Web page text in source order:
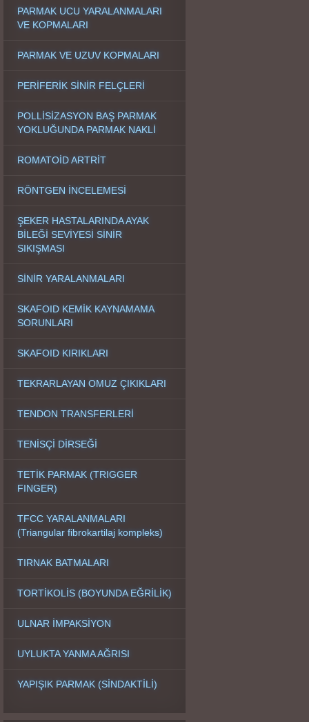
PARMAK UCU YARALANMALARI
VE KOPMALARI
PARMAK VE UZUV KOPMALARI
PERİFERİK SİNİR FELÇLERİ
POLLİSİZASYON BAŞ PARMAK
YOKLUĞUNDA PARMAK NAKLİ
ROMATOİD ARTRİT
RÖNTGEN İNCELEMESİ
ŞEKER HASTALARINDA AYAK
BİLEĞİ SEVİYESİ SİNİR
SIKIŞMASI
SİNİR YARALANMALARI
SKAFOID KEMİK KAYNAMAMA
SORUNLARI
SKAFOID KIRIKLARI
TEKRARLAYAN OMUZ ÇIKIKLARI
TENDON TRANSFERLERİ
TENİSÇİ DİRSEĞİ
TETİK PARMAK (TRIGGER
FINGER)
TFCC YARALANMALARI
(Triangular fibrokartilaj kompleks)
TIRNAK BATMALARI
TORTİKOLİS (BOYUNDA EĞRİLİK)
ULNAR İMPAKSİYON
UYLUKTA YANMA AĞRISI
YAPIŞIK PARMAK (SİNDAKTİLİ)